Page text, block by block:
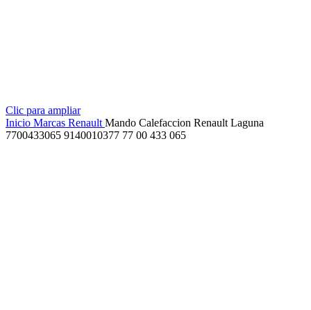
Clic para ampliar
Inicio Marcas Renault Mando Calefaccion Renault Laguna
7700433065 9140010377 77 00 433 065